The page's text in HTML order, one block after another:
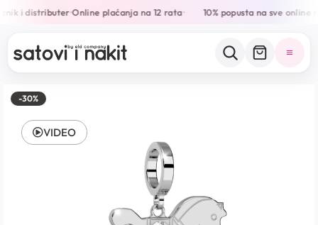
i distributer•Online plaćanja na 12 rata• 10% popusta na sve online
-30%
VIDEO